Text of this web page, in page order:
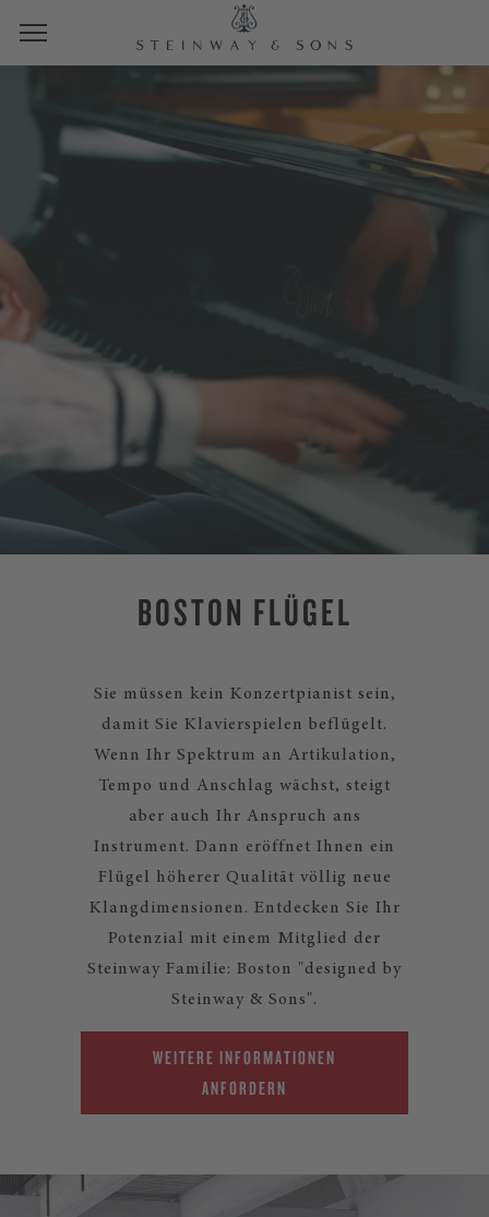
BOSTON FLÜGEL
Sie müssen kein Konzertpianist sein,
damit Sie Klavierspielen beflügelt.
Wenn Ihr Spektrum an Artikulation,
Tempo und Anschlag wächst, steigt
aber auch Ihr Anspruch ans
Instrument. Dann eröffnet Ihnen ein
Flügel höherer Qualität völlig neue
Klangdimensionen. Entdecken Sie Ihr
Potenzial mit einem Mitglied der
Steinway Familie: Boston "designed by
Steinway & Sons".
WEITERE INFORMATIONEN
ANFORDERN